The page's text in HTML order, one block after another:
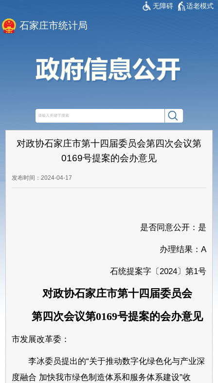
无障碍 适老模式
石家庄市统计局
对政协石家庄市第十四届委员会第四次会议第
0169号提案的会办意见
发布时间：2024-04-17
是否同意公开：是
办理结果：A
石统提案字〔2024〕第1号
对政协石家庄市第十四届委员会
第四次会议第0169号提案的会办意见
市发展改革委：
李冰委员提出的“关于推动数字化绿色化与产业深
度融合 加快我市绿色制造体系和服务体系建设”收